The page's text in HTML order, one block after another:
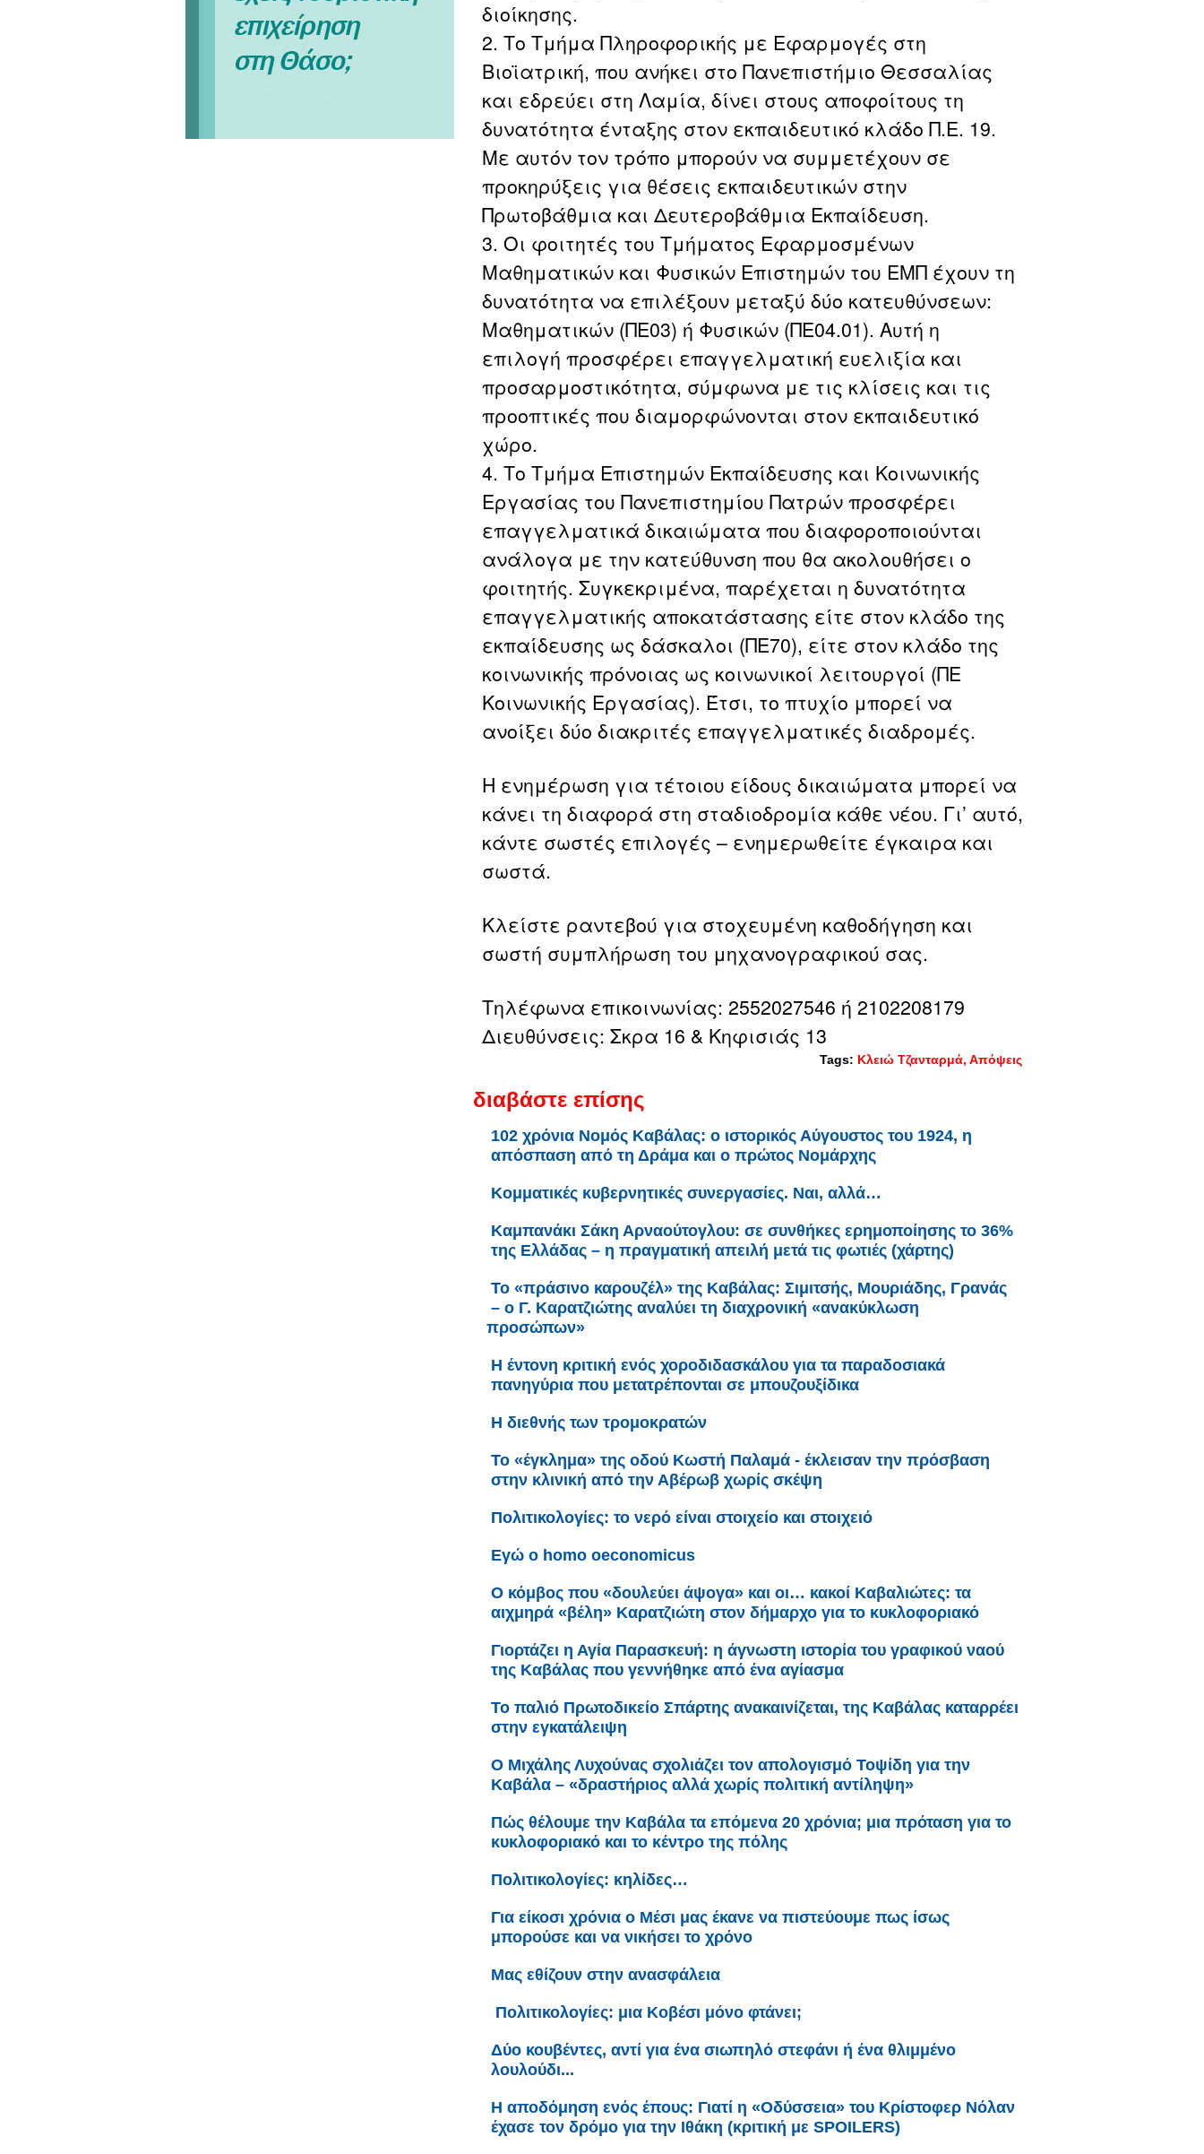
διοίκησης.
2. Το Τμήμα Πληροφορικής με Εφαρμογές στη
Βιοϊατρική, που ανήκει στο Πανεπιστήμιο Θεσσαλίας
και εδρεύει στη Λαμία, δίνει στους αποφοίτους τη
δυνατότητα ένταξης στον εκπαιδευτικό κλάδο Π.Ε. 19.
Με αυτόν τον τρόπο μπορούν να συμμετέχουν σε
προκηρύξεις για θέσεις εκπαιδευτικών στην
Πρωτοβάθμια και Δευτεροβάθμια Εκπαίδευση.
3. Οι φοιτητές του Τμήματος Εφαρμοσμένων
Μαθηματικών και Φυσικών Επιστημών του ΕΜΠ έχουν τη
δυνατότητα να επιλέξουν μεταξύ δύο κατευθύνσεων:
Μαθηματικών (ΠΕ03) ή Φυσικών (ΠΕ04.01). Αυτή η
επιλογή προσφέρει επαγγελματική ευελιξία και
προσαρμοστικότητα, σύμφωνα με τις κλίσεις και τις
προοπτικές που διαμορφώνονται στον εκπαιδευτικό
χώρο.
4. Το Τμήμα Επιστημών Εκπαίδευσης και Κοινωνικής
Εργασίας του Πανεπιστημίου Πατρών προσφέρει
επαγγελματικά δικαιώματα που διαφοροποιούνται
ανάλογα με την κατεύθυνση που θα ακολουθήσει ο
φοιτητής. Συγκεκριμένα, παρέχεται η δυνατότητα
επαγγελματικής αποκατάστασης είτε στον κλάδο της
εκπαίδευσης ως δάσκαλοι (ΠΕ70), είτε στον κλάδο της
κοινωνικής πρόνοιας ως κοινωνικοί λειτουργοί (ΠΕ
Κοινωνικής Εργασίας). Έτσι, το πτυχίο μπορεί να
ανοίξει δύο διακριτές επαγγελματικές διαδρομές.
Η ενημέρωση για τέτοιου είδους δικαιώματα μπορεί να
κάνει τη διαφορά στη σταδιοδρομία κάθε νέου. Γι’ αυτό,
κάντε σωστές επιλογές – ενημερωθείτε έγκαιρα και
σωστά.
Κλείστε ραντεβού για στοχευμένη καθοδήγηση και
σωστή συμπλήρωση του μηχανογραφικού σας.
Τηλέφωνα επικοινωνίας: 2552027546 ή 2102208179
Διευθύνσεις: Σκρα 16 & Κηφισιάς 13
Tags: Κλειώ Τζανταρμά Απόψεις
διαβάστε επίσης
102 χρόνια Νομός Καβάλας: ο ιστορικός Αύγουστος του 1924, η
απόσπαση από τη Δράμα και ο πρώτος Νομάρχης
Κομματικές κυβερνητικές συνεργασίες. Ναι, αλλά…
Καμπανάκι Σάκη Αρναούτογλου: σε συνθήκες ερημοποίησης το 36%
της Ελλάδας – η πραγματική απειλή μετά τις φωτιές (χάρτης)
Το «πράσινο καρουζέλ» της Καβάλας: Σιμιτσής, Μουριάδης, Γρανάς
– ο Γ. Καρατζιώτης αναλύει τη διαχρονική «ανακύκλωση
προσώπων»
Η έντονη κριτική ενός χοροδιδασκάλου για τα παραδοσιακά
πανηγύρια που μετατρέπονται σε μπουζουξίδικα
Η διεθνής των τρομοκρατών
Το «έγκλημα» της οδού Κωστή Παλαμά - έκλεισαν την πρόσβαση
στην κλινική από την Αβέρωβ χωρίς σκέψη
Πολιτικολογίες: το νερό είναι στοιχείο και στοιχειό
Εγώ ο homo oeconomicus
Ο κόμβος που «δουλεύει άψογα» και οι… κακοί Καβαλιώτες: τα
αιχμηρά «βέλη» Καρατζιώτη στον δήμαρχο για το κυκλοφοριακό
Γιορτάζει η Αγία Παρασκευή: η άγνωστη ιστορία του γραφικού ναού
της Καβάλας που γεννήθηκε από ένα αγίασμα
Το παλιό Πρωτοδικείο Σπάρτης ανακαινίζεται, της Καβάλας καταρρέει
στην εγκατάλειψη
Ο Μιχάλης Λυχούνας σχολιάζει τον απολογισμό Τοψίδη για την
Καβάλα – «δραστήριος αλλά χωρίς πολιτική αντίληψη»
Πώς θέλουμε την Καβάλα τα επόμενα 20 χρόνια; μια πρόταση για το
κυκλοφοριακό και το κέντρο της πόλης
Πολιτικολογίες: κηλίδες…
Για είκοσι χρόνια ο Μέσι μας έκανε να πιστεύουμε πως ίσως
μπορούσε και να νικήσει το χρόνο
Μας εθίζουν στην ανασφάλεια
Πολιτικολογίες: μια Κοβέσι μόνο φτάνει;
Δύο κουβέντες, αντί για ένα σιωπηλό στεφάνι ή ένα θλιμμένο
λουλούδι...
Η αποδόμηση ενός έπους: Γιατί η «Οδύσσεια» του Κρίστοφερ Νόλαν
έχασε τον δρόμο για την Ιθάκη (κριτική με SPOILERS)